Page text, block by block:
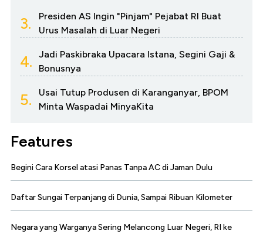
3.
Presiden AS Ingin "Pinjam" Pejabat RI Buat
Urus Masalah di Luar Negeri
4.
Jadi Paskibraka Upacara Istana, Segini Gaji &
Bonusnya
5.
Usai Tutup Produsen di Karanganyar, BPOM
Minta Waspadai MinyaKita
Features
Begini Cara Korsel atasi Panas Tanpa AC di Jaman Dulu
Daftar Sungai Terpanjang di Dunia, Sampai Ribuan Kilometer
Negara yang Warganya Sering Melancong Luar Negeri, RI ke